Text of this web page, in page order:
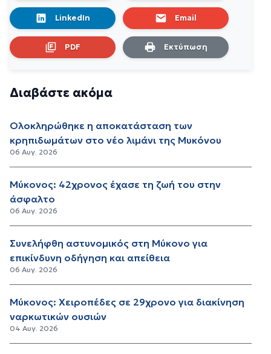
LinkedIn Email
PDF Εκτύπωση
Διαβάστε ακόμα
Ολοκληρώθηκε η αποκατάσταση των
κρηπιδωμάτων στο νέο λιμάνι της Μυκόνου
06 Αυγ. 2026
Μύκονος: 42χρονος έχασε τη ζωή του στην
άσφαλτο
06 Αυγ. 2026
Συνελήφθη αστυνομικός στη Μύκονο για
επικίνδυνη οδήγηση και απείθεια
06 Αυγ. 2026
Μύκονος: Χειροπέδες σε 29χρονο για διακίνηση
ναρκωτικών ουσιών
04 Αυγ. 2026